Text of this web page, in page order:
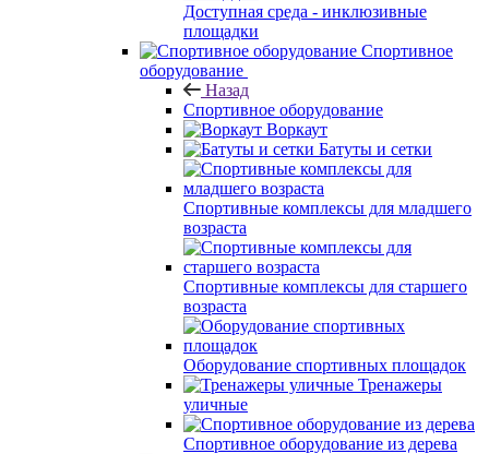
Доступная среда - инклюзивные
площадки
Спортивное
оборудование
Назад
Спортивное оборудование
Воркаут
Батуты и сетки
Спортивные комплексы для младшего
возраста
Спортивные комплексы для старшего
возраста
Оборудование спортивных площадок
Тренажеры
уличные
Спортивное оборудование из дерева